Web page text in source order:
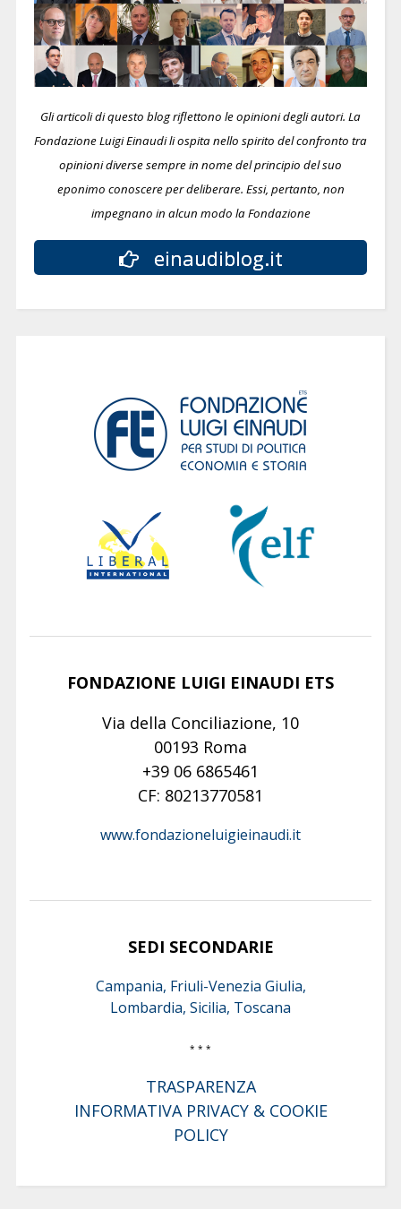
Gli articoli di questo blog riflettono le opinioni degli autori. La
Fondazione Luigi Einaudi li ospita nello spirito del confronto tra
opinioni diverse sempre in nome del principio del suo
eponimo conoscere per deliberare. Essi, pertanto, non
impegnano in alcun modo la Fondazione
einaudiblog.it
FONDAZIONE LUIGI EINAUDI ETS
Via della Conciliazione, 10
00193 Roma
+39 06 6865461
CF: 80213770581
www.fondazioneluigieinaudi.it
SEDI SECONDARIE
Campania, Friuli-Venezia Giulia,
Lombardia, Sicilia, Toscana
* * *
TRASPARENZA
INFORMATIVA PRIVACY & COOKIE
POLICY